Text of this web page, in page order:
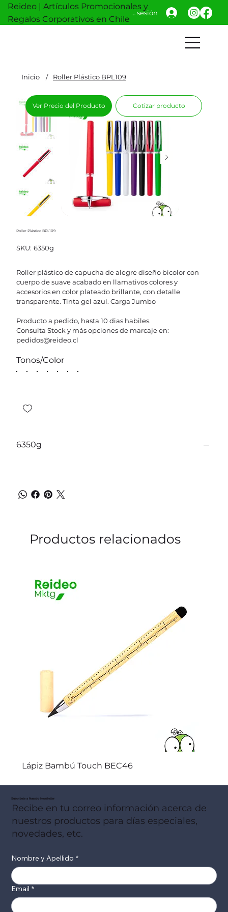
Reideo | Artículos Promocionales y
Regalos Corporativos en Chile
Iniciar sesión
Inicio / Roller Plástico BPL109
Roller Plástico BPL109
SKU: SKU
6350g
6350g
Roller plástico de capucha de alegre diseño bicolor con
cuerpo de suave acabado en llamativos colores y
accesorios en color plateado brillante, con detalle
transparente. Tinta gel azul. Carga Jumbo
Producto a pedido, hasta 10 dias habiles.
Consulta Stock y más opciones de marcaje en:
pedidos@reideo.cl
Tonos/Color
6350g
Ver Precio del Producto Cotizar producto
Productos relacionados
Lápiz Bambú Touch BEC46
Suscribete a Nuestro Newsletter
Recibe en tu correo información acerca de
nuestros productos para días especiales,
novedades, etc.
Nombre y Apellido *
Email *